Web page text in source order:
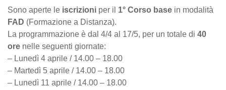
Sono aperte le iscrizioni per il 1° Corso base in modalità
FAD (Formazione a Distanza).
La programmazione è dal 4/4 al 17/5, per un totale di 40
ore nelle seguenti giornate:
– Lunedì 4 aprile / 14.00 – 18.00
– Martedì 5 aprile / 14.00 – 18.00
– Lunedì 11 aprile / 14.00 – 18.00